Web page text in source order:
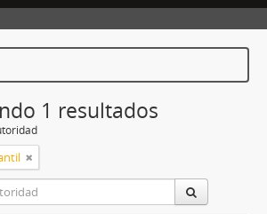
1 resultados